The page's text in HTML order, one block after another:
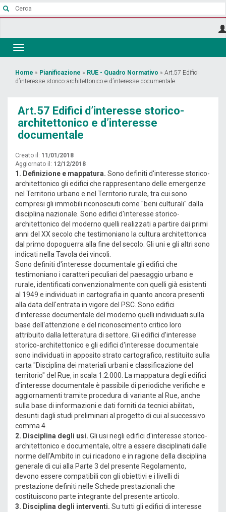
Salta
Toggle
navigation
Tu
qui
Home » Pianificazione » RUE - Quadro Normativo » Art.57 Edifici
d’interesse storico-architettonico e d’interesse documentale
Art.57 Edifici d’interesse storico-
architettonico e d’interesse
documentale
Creato il: 11/01/2018
Aggiornato il: 12/12/2018
1. Definizione e mappatura. Sono definiti d'interesse storico-
architettonico gli edifici che rappresentano delle emergenze
nel Territorio urbano e nel Territorio rurale, tra cui sono
compresi gli immobili riconosciuti come "beni culturali" dalla
disciplina nazionale. Sono edifici d'interesse storico-
architettonico del moderno quelli realizzati a partire dai primi
anni del XX secolo che testimoniano la cultura architettonica
dal primo dopoguerra alla fine del secolo. Gli uni e gli altri sono
indicati nella Tavola dei vincoli.
Sono definiti d'interesse documentale gli edifici che
testimoniano i caratteri peculiari del paesaggio urbano e
rurale, identificati convenzionalmente con quelli già esistenti
al 1949 e individuati in cartografia in quanto ancora presenti
alla data dell'entrata in vigore del PSC. Sono edifici
d'interesse documentale del moderno quelli individuati sulla
base dell'attenzione e del riconoscimento critico loro
attribuito dalla letteratura di settore. Gli edifici d'interesse
storico-architettonico e gli edifici d'interesse documentale
sono individuati in apposito strato cartografico, restituito sulla
carta "Disciplina dei materiali urbani e classificazione del
territorio" del Rue, in scala 1:2.000. La mappatura degli edifici
d'interesse documentale è passibile di periodiche verifiche e
aggiornamenti tramite procedura di variante al Rue, anche
sulla base di informazioni e dati forniti da tecnici abilitati,
desunti dagli studi preliminari al progetto di cui al successivo
comma 4.
2. Disciplina degli usi. Gli usi negli edifici d'interesse storico-
architettonico e documentale, oltre a essere disciplinati dalle
norme dell'Ambito in cui ricadono e in ragione della disciplina
generale di cui alla Parte 3 del presente Regolamento,
devono essere compatibili con gli obiettivi e i livelli di
prestazione definiti nelle Schede prestazionali che
costituiscono parte integrante del presente articolo.
3. Disciplina degli interventi. Su tutti gli edifici di interesse